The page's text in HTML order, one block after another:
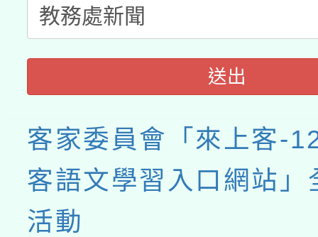
送出
客家委員會「來上客-
客語文學習入口網站」
活動